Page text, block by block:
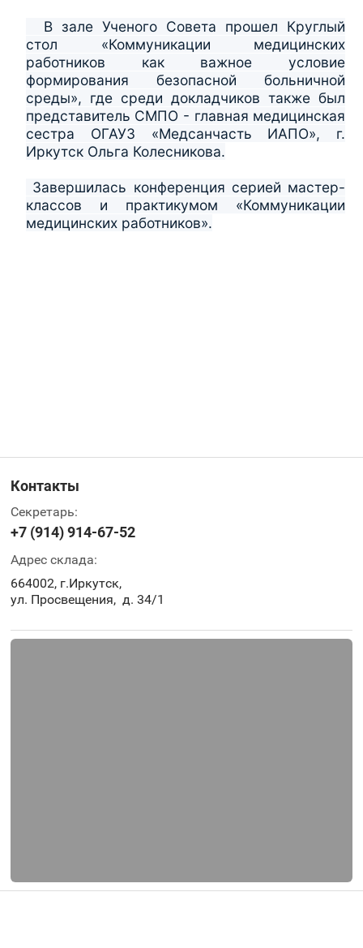
В зале Ученого Совета прошел Круглый
стол «Коммуникации медицинских
работников как важное условие
формирования безопасной больничной
среды», где среди докладчиков также был
представитель СМПО - главная медицинская
сестра ОГАУЗ «Медсанчасть ИАПО», г.
Иркутск Ольга Колесникова.
Завершилась конференция серией мастер-
классов и практикумом «Коммуникации
медицинских работников».
Контакты
Секретарь:
+7 (914) 914-67-52
Адрес склада:
664002, г.Иркутск,
ул. Просвещения, д. 34/1